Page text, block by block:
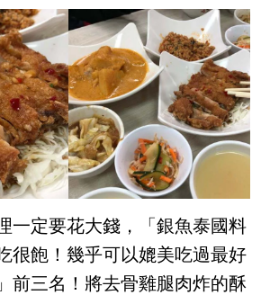
一定要花大錢，「銀魚泰國料
很飽！幾乎可以媲美吃過最好
前三名！將去骨雞腿肉炸的酥